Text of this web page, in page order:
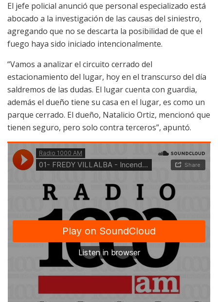
El jefe policial anunció que personal especializado está
abocado a la investigación de las causas del siniestro,
agregando que no se descarta la posibilidad de que el
fuego haya sido iniciado intencionalmente.
“Vamos a analizar el circuito cerrado del
estacionamiento del lugar, hoy en el transcurso del día
saldremos de las dudas. El lugar cuenta con guardia,
además el dueño tiene su casa en el lugar, es como un
parque cerrado. El dueño, Natalicio Ortiz, mencionó que
tienen seguro, pero solo contra terceros”, apuntó.